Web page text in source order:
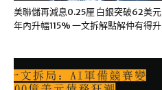
美聯儲再減息0.25厘 白銀突破62美元
年內升幅115% 一文拆解點解仲有得升